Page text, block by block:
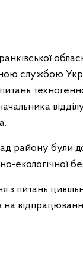
службою
району були
екологічної
з питань